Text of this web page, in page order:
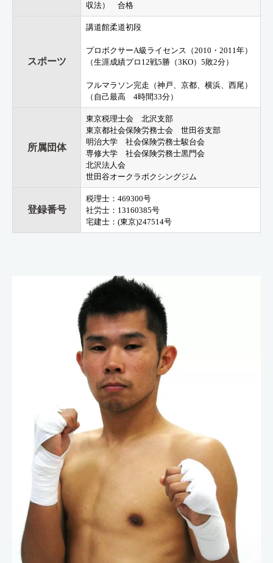
収法） 合格
スポーツ
講道館柔道初段
プロボクサーA級ライセンス（2010・2011年）
（生涯成績プロ12戦5勝（3KO）5敗2分）
フルマラソン完走（神戸、京都、横浜、西尾）
（自己最高 4時間33分）
所属団体
東京税理士会 北沢支部
東京都社会保険労務士会 世田谷支部
明治大学 社会保険労務士駿台会
専修大学 社会保険労務士黒門会
北沢法人会
世田谷オークラボクシングジム
登録番号
税理士：469300号
社労士：13160385号
宅建士：(東京)247514号